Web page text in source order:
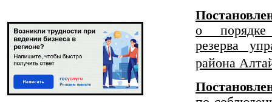
о порядке
резерва
района